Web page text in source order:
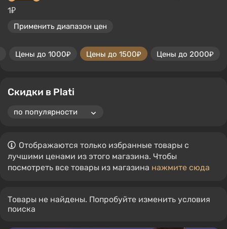
1₽
Применить диапазон цен
Цены до 1000₽ Цены до 1500₽ Цены до 2000₽
Скидки в Plati
Отображаются только избранные товары с
лучшими ценами из этого магазина. Чтобы
посмотреть все товары из магазина нажмите сюда
Товары не найдены. Попробуйте изменить условия
поиска